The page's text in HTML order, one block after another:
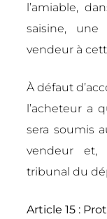
l’amiable,
saisine,
vendeur à
À défaut
l’acheteur a
sera soumis
vendeur et,
tribunal du
Article 15 :